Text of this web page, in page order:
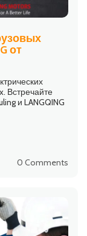
от
Встречайте
и LANGQING
0 Comments